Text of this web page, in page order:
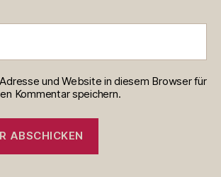
und Website in diesem Browser für
Kommentar speichern.